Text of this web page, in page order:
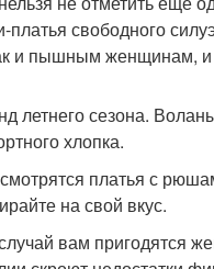
свободного
и пышным женщинам,
летнего сезона.
хлопка.
платья с
на свой вкус.
вам пригодятся